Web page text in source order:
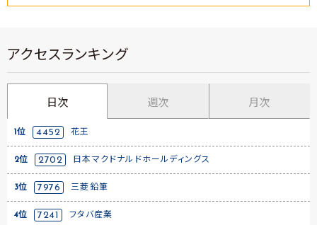
アクセスランキング
日次 週次 月次
1位 4452 花王
2位 2702 日本マクドナルドホールディングス
3位 7976 三菱鉛筆
4位 7241 フタバ産業